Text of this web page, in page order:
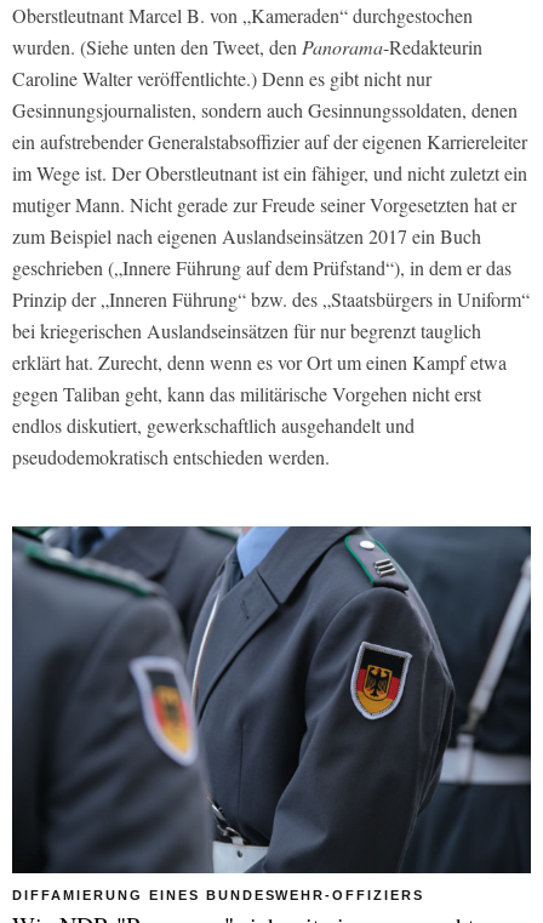
Oberstleutnant Marcel B. von „Kameraden“ durchgestochen
wurden. (Siehe unten den Tweet, den Panorama-Redakteurin
Caroline Walter veröffentlichte.) Denn es gibt nicht nur
Gesinnungsjournalisten, sondern auch Gesinnungssoldaten, denen
ein aufstrebender Generalstabsoffizier auf der eigenen Karriereleiter
im Wege ist. Der Oberstleutnant ist ein fähiger, und nicht zuletzt ein
mutiger Mann. Nicht gerade zur Freude seiner Vorgesetzten hat er
zum Beispiel nach eigenen Auslandseinsätzen 2017 ein Buch
geschrieben („Innere Führung auf dem Prüfstand“), in dem er das
Prinzip der „Inneren Führung“ bzw. des „Staatsbürgers in Uniform“
bei kriegerischen Auslandseinsätzen für nur begrenzt tauglich
erklärt hat. Zurecht, denn wenn es vor Ort um einen Kampf etwa
gegen Taliban geht, kann das militärische Vorgehen nicht erst
endlos diskutiert, gewerkschaftlich ausgehandelt und
pseudodemokratisch entschieden werden.
DIFFAMIERUNG EINES BUNDESWEHR-OFFIZIERS